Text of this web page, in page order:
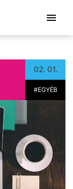
02. 01.
#EGYÉB